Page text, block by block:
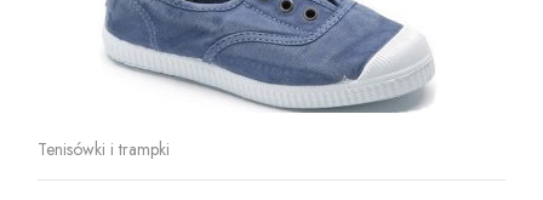
Tenisówki i trampki